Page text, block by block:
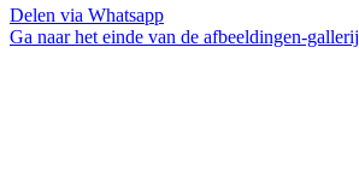
Delen via Whatsapp
Ga naar het einde van de afbeeldingen-gallerij